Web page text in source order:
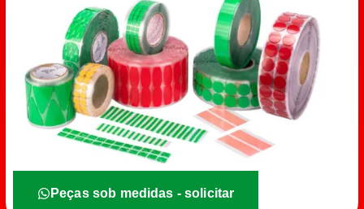
Peças sob medidas - solicitar